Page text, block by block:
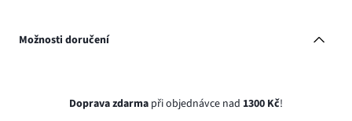
Možnosti doručení
Doprava zdarma při objednávce nad 1300 Kč!